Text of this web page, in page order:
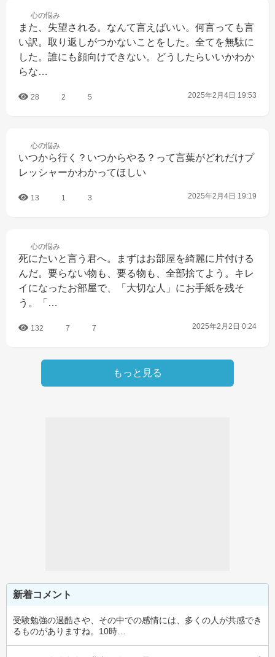
心の悩み
また、失望される。なんて言えばいい。何言っても言
い訳。取り返しがつかないことをした。全てを無駄に
した。誰にも顔向けできない。どうしたらいいかわか
らな…
28 2 5 2025年2月4日 19:53
心の悩み
いつから行く？いつからやる？って言葉がどれだけプ
レッシャーかわかってほしい
13 1 3 2025年2月4日 19:19
心の悩み
死にたいと言う君へ。まずはお部屋を綺麗に片付ける
んだ。要らない物も、要る物も、全部捨てよう。キレ
イになったお部屋で、「大切な人」にお手紙を残そ
う。「…
132 7 7 2025年2月2日 0:24
もっと見る
新着コメント
受験勉強の過酷さや、その中での感情には、多くの人が共感でき
るものがありますね。10時…